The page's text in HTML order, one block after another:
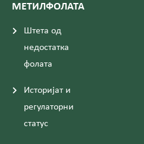
МЕТИЛФОЛАТА
Штета од
недостатка
фолата
Историјат и
регулаторни
статус